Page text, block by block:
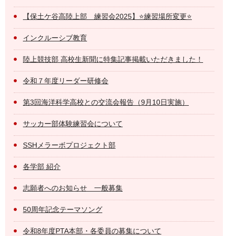
【保土ケ谷高陸上部 練習会2025】⭐️練習場所変更⭐️
インクルーシブ教育
陸上競技部 高校生新聞に特集記事掲載いただきました！
令和７年度リーダー研修会
第3回海洋科学高校との交流会報告（9月10日実施）
サッカー部体験練習会について
SSHメラーボプロジェクト部
各学部 紹介
志願者へのお知らせ 一般募集
50周年記念テーマソング
令和8年度PTA本部・各委員の募集について